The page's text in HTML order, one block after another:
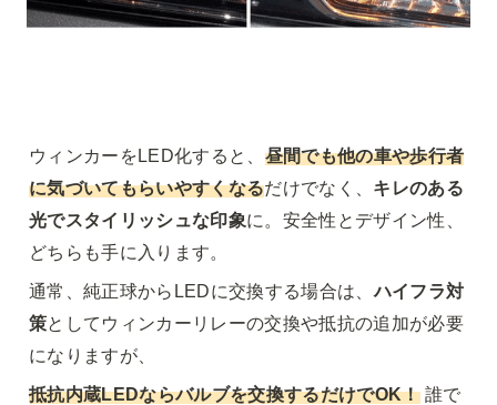
ウィンカーをLED化すると、 昼間でも他の車や歩行者
に気づいてもらいやすくなるだけでなく、 キレのある
光でスタイリッシュな印象に。安全性とデザイン性、
どちらも手に入ります。
通常、純正球からLEDに交換する場合は、ハイフラ対
策としてウィンカーリレーの交換や抵抗の追加が必要
になりますが、
抵抗内蔵LEDならバルブを交換するだけでOK！ 誰で